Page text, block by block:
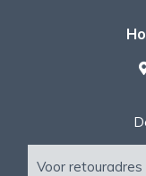
Voor